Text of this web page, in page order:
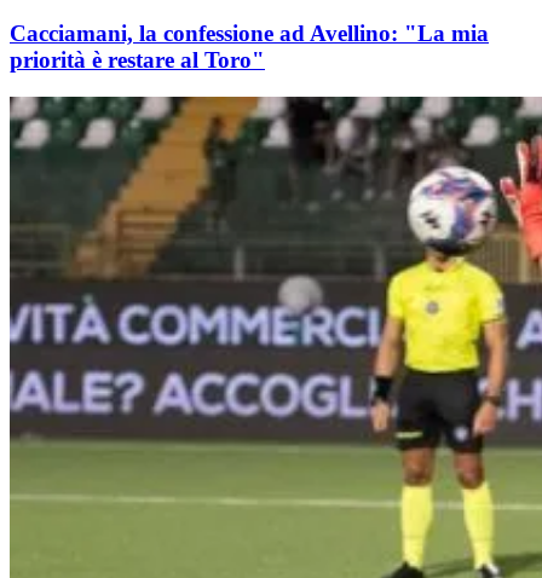
Cacciamani, la confessione ad Avellino: "La mia
priorità è restare al Toro"